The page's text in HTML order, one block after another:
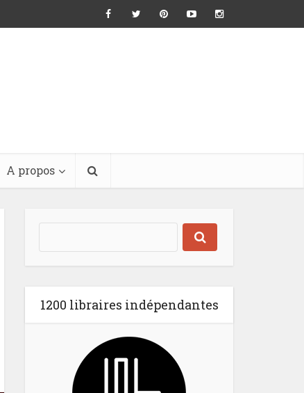
A propos
1200 libraires indépendantes